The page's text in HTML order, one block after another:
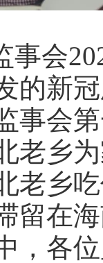
事会
的新
事会
老乡
老乡
留在
，各